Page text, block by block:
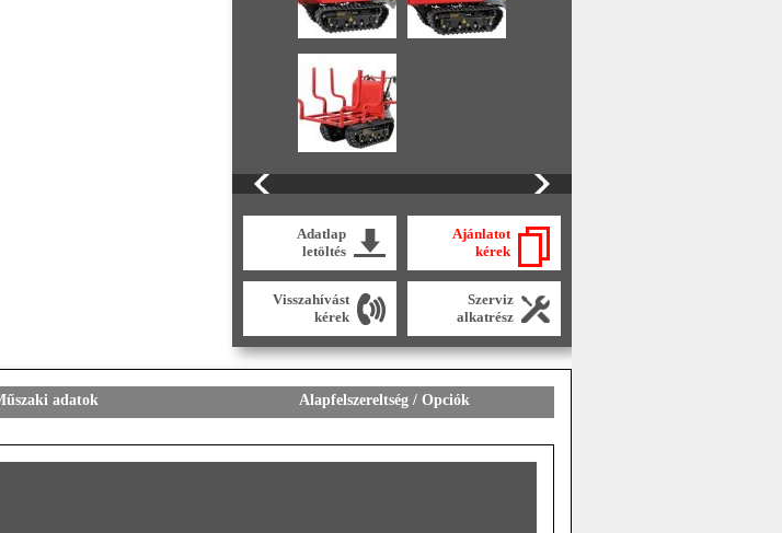
Adatlap
letöltés
Ajánlatot
kérek
Visszahívást
kérek
Szerviz
alkatrész
adatok Alapfelszereltség / Opciók